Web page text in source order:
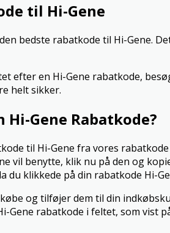
til Hi-Gene
bedste rabatkode til Hi-Gene.
efter en Hi-Gene rabatkode,
helt sikker.
Gene Rabatkode?
til Hi-Gene fra vores
vil benytte, klik nu på den og
du klikkede på din rabatkode Hi-
og tilføjer dem til din
Gene rabatkode i feltet, som